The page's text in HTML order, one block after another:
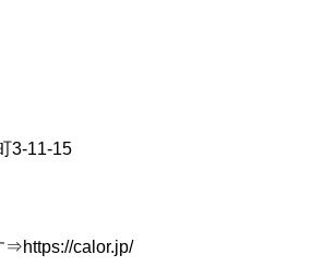
3-11-15
⇒https://calor.jp/